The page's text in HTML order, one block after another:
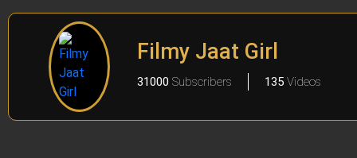
Filmy Jaat Girl
31000 Subscribers 135Videos